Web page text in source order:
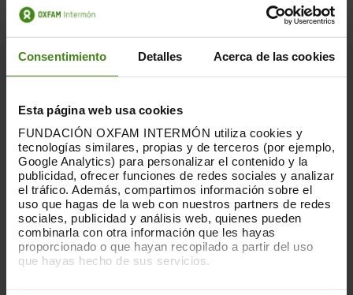
Consentimiento Detalles Acerca de las cookies
Esta página web usa cookies
FUNDACIÓN OXFAM INTERMÓN utiliza cookies y
tecnologías similares, propias y de terceros (por ejemplo,
Google Analytics) para personalizar el contenido y la
publicidad, ofrecer funciones de redes sociales y analizar
el tráfico. Además, compartimos información sobre el
uso que hagas de la web con nuestros partners de redes
sociales, publicidad y análisis web, quienes pueden
combinarla con otra información que les hayas
proporcionado o que hayan recopilado a partir del uso
que hayas hecho de sus servicios.
15.05.2025
Manifest per a una ciutat verda i
agradable que posa la vida al centre